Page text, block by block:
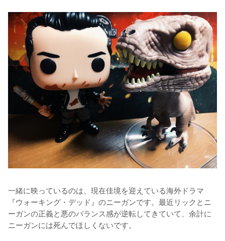
一緒に映っているのは、現在佳境を迎えている海外ドラマ
『ウォーキング・デッド』のニーガンです。最近リックとニ
ーガンの正義と悪のバランス感が逆転してきていて、余計に
ニーガンには死んでほしくないです。